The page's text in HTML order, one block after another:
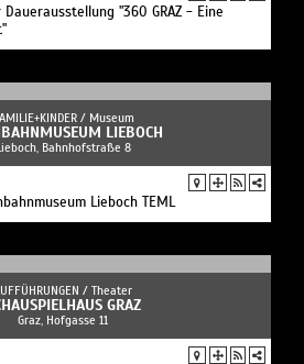
/Theater
Graz, Hofgasse 11
Österreichs, die in jeder
Erstaufführungen, Musik und Tanz,
zeigt.
EREIGNISSE /Konzert
STYRIARTE GRAZ
Graz, Sackstraße 17
in Graz finden jedes Jahr im Juni und